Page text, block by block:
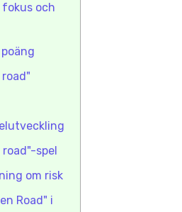
fokus och
spel
om risk
Road" i